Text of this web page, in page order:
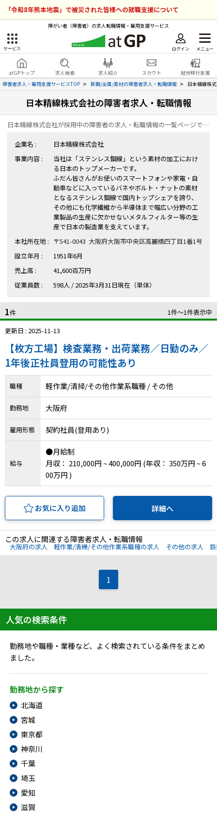
「令和8年熊本地震」で被災された皆様への就職支援について
障がい者（障害者）の求人転職情報・雇用支援サービス
サービス ログイン メニュー
atGPトップ 求人検索 求人紹介 スカウト
就労移行支援
障害者求人・雇用支援サービスTOP
鉄鋼/金属/素材の障害者求人・転職情報 日本精線株
日本精線株式会社の障害者求人・転職情報
日本精線株式会社が採用中の障害者の求人・転職情報の一覧ページです。
企業名 :
日本精線株式会社
事業内容 :
当社は「ステンレス鋼線」という素材の加工におけ
る日本のトップメーカーです。
ふだん皆さんがお使いのスマートフォンや家電・自
動車などに入っているバネやボルト・ナットの素材
となるステンレス鋼線で国内トップシェアを誇り、
その他にも化学繊維から半導体まで幅広い分野の工
業製品の生産に欠かせないメタルフィルター等の生
産で日本の製造業を支えています。
本社所在地 :
〒541-0043 大阪府大阪市中央区高麗橋四丁目1番1号
設立年月 :
1951年6月
売上高 :
41,600百万円
従業員数 :
598人 / 2025年3月31日現在（単体）
1件
1件〜1件表示中
更新日 : 2025-11-13
【枚方工場】検査業務・出荷業務／日勤のみ／
1年後正社員登用の可能性あり
職種 軽作業/清掃/その他作業系職種 / その他
勤務地 大阪府
雇用形態 契約社員(登用あり)
給与
●月給制
月収： 210,000円 ~ 400,000円 (年収： 350万円 ~ 6
00万円 )
お気に入り追加 詳細へ
この求人に関連する障害者求人・転職情報
大阪府の求人 軽作業/清掃/その他作業系職種の求人 その他の求人
1
人気の検索条件
勤務地や職種・業種など、よく検索されている条件をまとめ
ました。
勤務地から探す
北海道
宮城
東京都
神奈川
千葉
埼玉
愛知
滋賀
障害者雇用のアットジーピー
サービスラインナップ
就転職支援サービス
障害者専門の就転職支援サービス
障害者アスリート専門の就転職支援サービス
ハイスキルな障害者の転職支援サービス
障害のある新卒学生専門の就職エージェントサービス
求人検索・スカウトサービス
障害者専門の求人検索・スカウトサービス
就労移行支援サービス
障害別専門支援の就労移行支援サービス
IT・Web制作スキルを身につける就労移行支援サービス
ソーシャルファームサービス
しいたけ生産で実現する
新しい障害者雇用支援サービス
ご利用ガイド
ログイン 会員登録 無料
atGPトップ
求人を検索する
求人を紹介してもらう
スカウトを受ける
就職・転職ノウハウ
お問い合わせ・よくある質問
お問い合わせ
よくある質問
採用をお考えの企業様はこちら